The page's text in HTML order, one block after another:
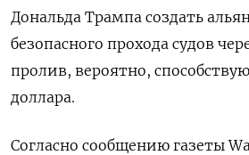
Дональда Трампа создать
безопасного прохода судов
пролив, вероятно,
‌доллара.
Согласно сообщению газеты